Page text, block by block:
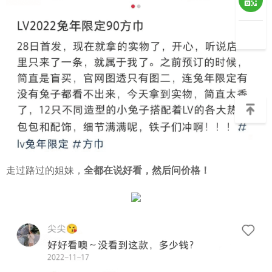
走过路过的姐妹， 全都在说好看，然后问价格！